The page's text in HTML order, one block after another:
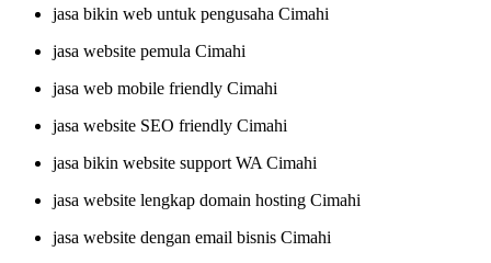
jasa bikin web untuk pengusaha Cimahi
jasa website pemula Cimahi
jasa web mobile friendly Cimahi
jasa website SEO friendly Cimahi
jasa bikin website support WA Cimahi
jasa website lengkap domain hosting Cimahi
jasa website dengan email bisnis Cimahi